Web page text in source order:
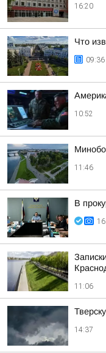
16:20
Что
09:36
10:52
11:46
В
11:06
14:37